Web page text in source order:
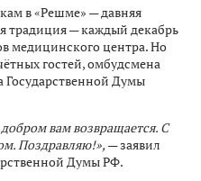
в «Решме» — давняя
традиция — каждый декабрь
медицинского центра. Но
гостей, омбудсмена
Государственной Думы
вам возвращается. С
Поздравляю!», — заявил
Думы РФ.